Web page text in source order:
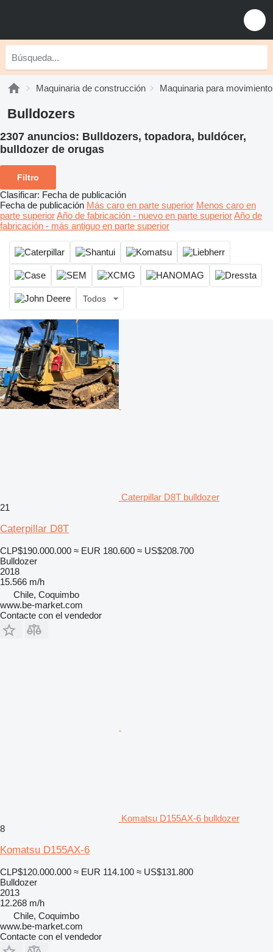
Maquinaria de construcción Maquinaria para
Bulldozers
2307 anuncios: Bulldozers, topadora, buldócer,
bulldozer de orugas
Filtro
Clasificar: Fecha de publicación
Fecha de publicación Más caro en parte superior Menos caro en
parte superiorAño de fabricación - nuevo en parte superiorAño de
fabricación - más antiguo en parte superior
Todos
Caterpillar D8T bulldozer
21
Caterpillar D8T
CLP$190.000.000 ≈ EUR 180.600 ≈ US$208.700
Bulldozer
2018
15.566 m/h
Chile, Coquimbo
www.be-market.com
Contacte con el vendedor
Komatsu D155AX-6 bulldozer
8
Komatsu D155AX-6
CLP$120.000.000 ≈ EUR 114.100 ≈ US$131.800
Bulldozer
2013
12.268 m/h
Chile, Coquimbo
www.be-market.com
Contacte con el vendedor